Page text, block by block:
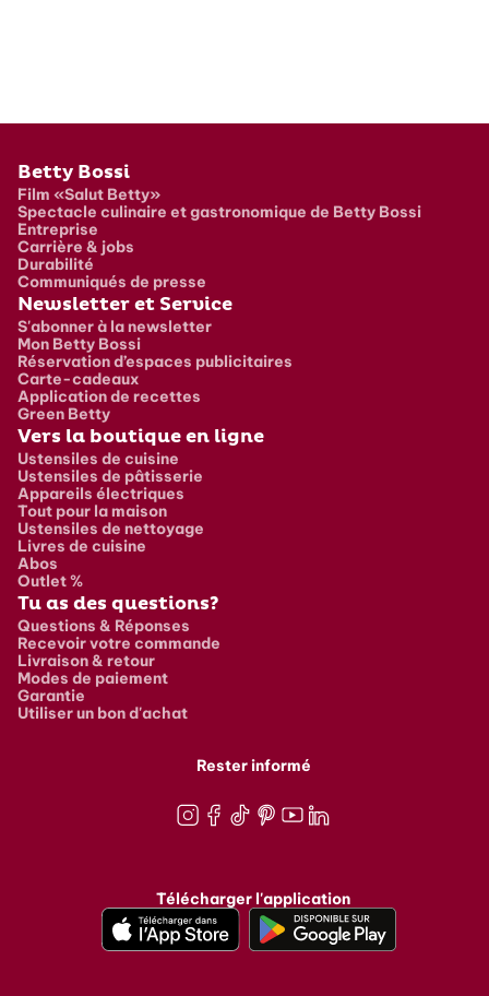
Pied de page
Betty Bossi
Film «Salut Betty»
Spectacle culinaire et gastronomique de Betty Bossi
Entreprise
Carrière & jobs
Durabilité
Communiqués de presse
Newsletter et Service
S'abonner à la newsletter
Mon Betty Bossi
Réservation d’espaces publicitaires
Carte-cadeaux
Application de recettes
Green Betty
Vers la boutique en ligne
Ustensiles de cuisine
Ustensiles de pâtisserie
Appareils électriques
Tout pour la maison
Ustensiles de nettoyage
Livres de cuisine
Abos
Outlet %
Tu as des questions?
Questions & Réponses
Recevoir votre commande
Livraison & retour
Modes de paiement
Garantie
Utiliser un bon d'achat
Rester informé
Télécharger l'application